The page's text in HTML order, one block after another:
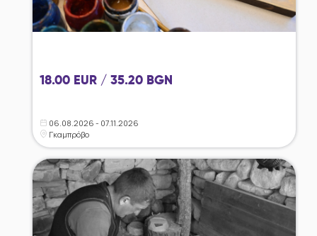
18.00 EUR / 35.20 BGN
06.08.2026 - 07.11.2026
Γκαμπρόβο